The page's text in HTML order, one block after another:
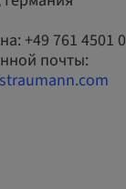
+49 761 4501 0
почты: